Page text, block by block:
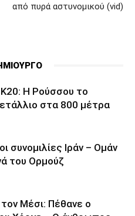
από πυρά αστυνομικού (vid)
Η Ρούσσου το
στα 800 μέτρα
συνομιλίες Ιράν – Ομάν
του Ορμούζ
τον Μέσι: Πέθανε ο